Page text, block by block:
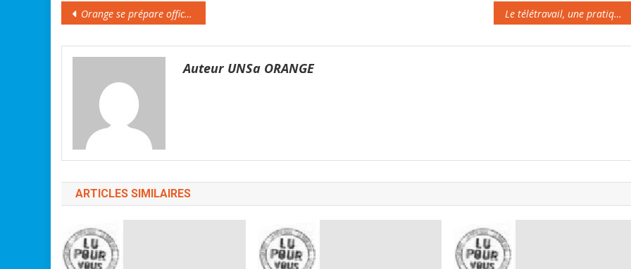
Navigation
de
l’article
Orange se prépare officiellement à une cession partielle de ses réseaux fibre et mobile en “en gardant le contrôle” Le télétravail, une pratique encore peu répandue
Auteur UNSa ORANGE
ARTICLES SIMILAIRES